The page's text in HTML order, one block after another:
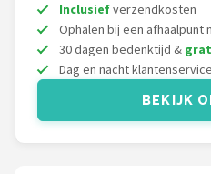
KOTO
Unicorn
Alle merken →
Inclusiefverzendkosten
Ophalen bij een afhaalpunt
30 dagen bedenktijd &
Dag en nacht klantenservice
BEKIJK